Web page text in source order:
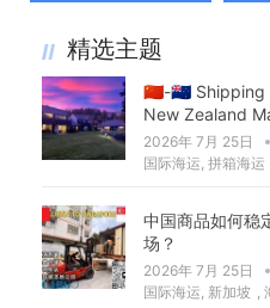
精选主题
🇨🇳-🇳🇿 Shipping
New Zealand
2026年 7月 25日
国际海运 拼箱海运
中国商品如何稳
场？
2026年 7月 25日
国际海运 新加坡